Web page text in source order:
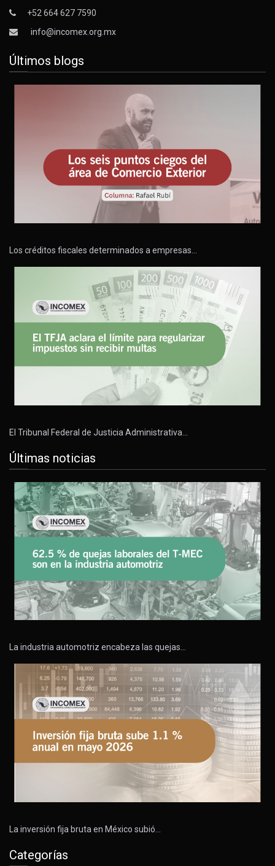
+52 664 627 7590
info@incomex.org.mx
Últimos blogs
Los créditos fiscales determinados a empresas…
El Tribunal Federal de Justicia Administrativa…
Últimas noticias
La industria automotriz encabeza las quejas…
La inversión fija bruta en México subió…
Categorías